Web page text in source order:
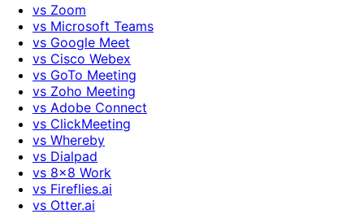
vs Zoom
vs Microsoft Teams
vs Google Meet
vs Cisco Webex
vs GoTo Meeting
vs Zoho Meeting
vs Adobe Connect
vs ClickMeeting
vs Whereby
vs Dialpad
vs 8x8 Work
vs Fireflies.ai
vs Otter.ai